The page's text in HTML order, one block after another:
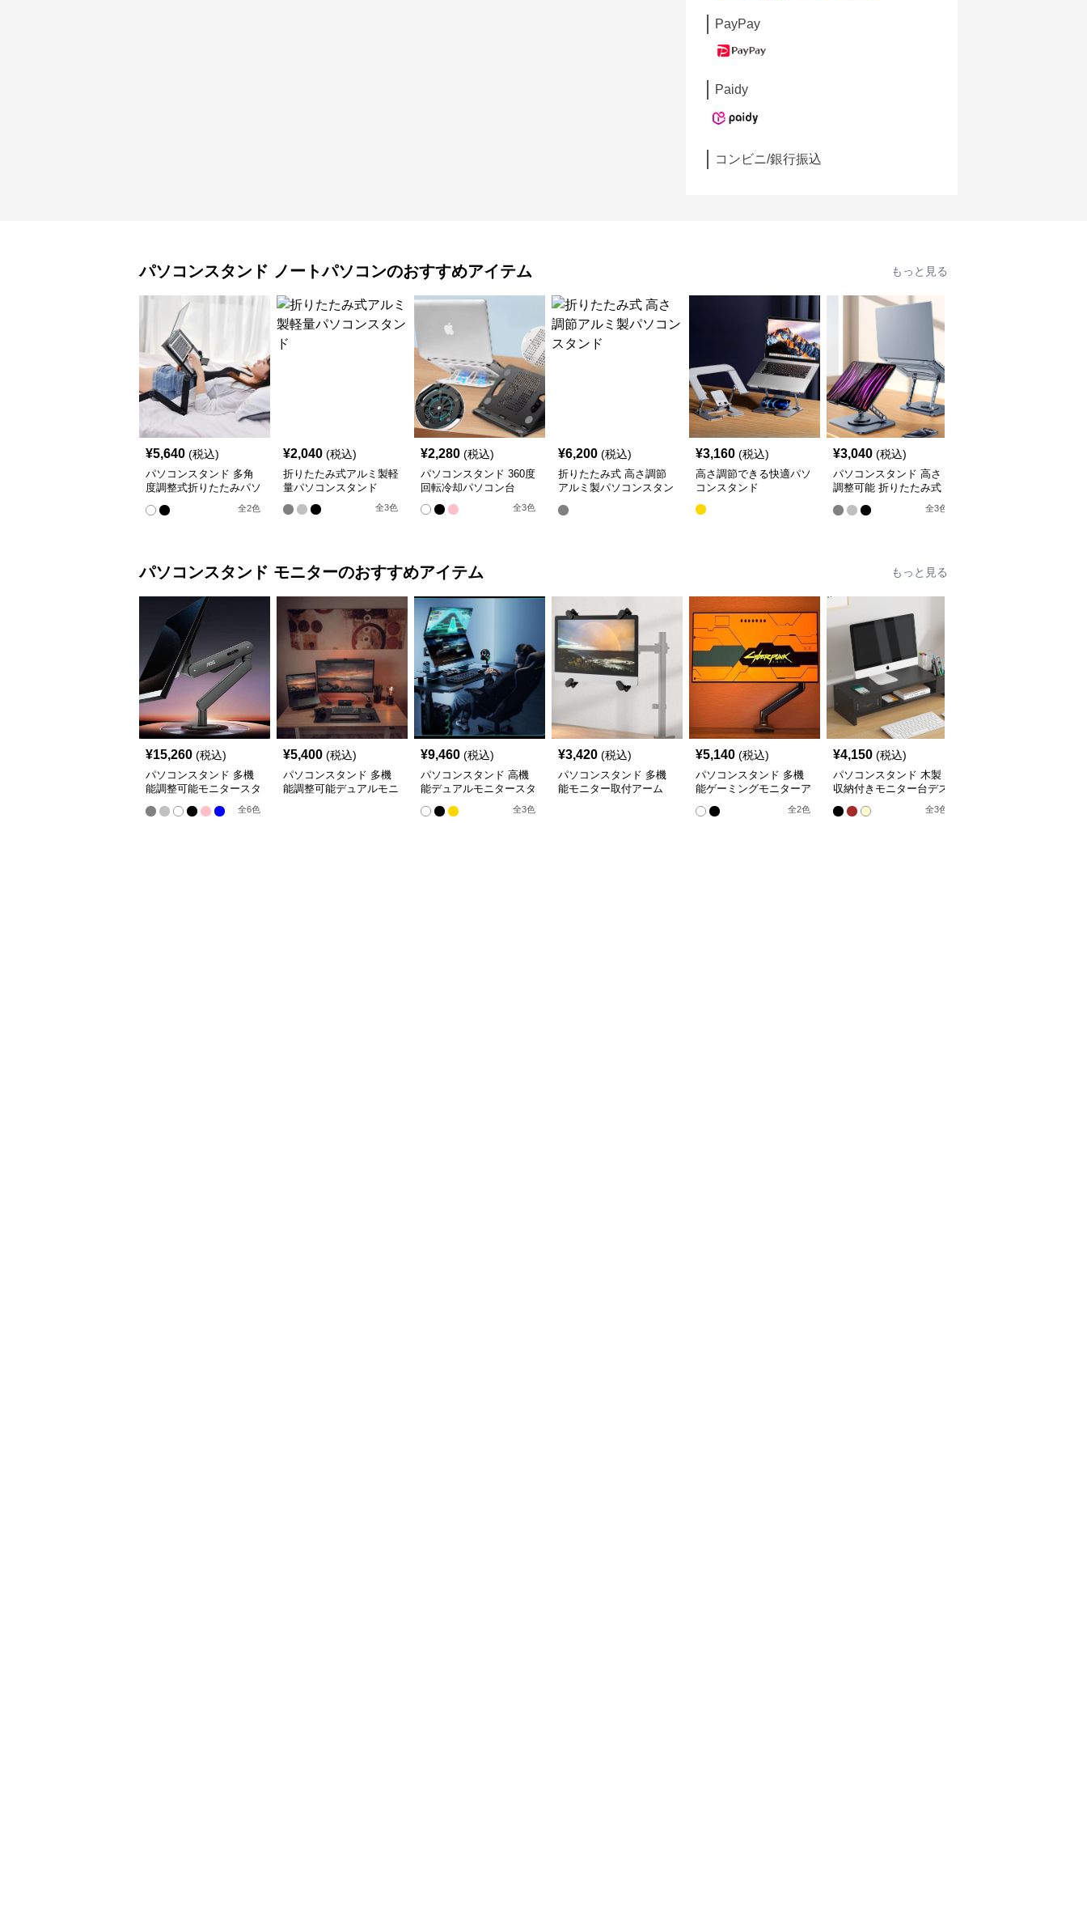
PayPay
Paidy
コンビニ/銀行振込
パソコンスタンド ノートパソコンのおすすめアイテム もっと見る
¥5,640 (税込)
パソコンスタンド 多角
度調整式折りたたみパソ
全2色
¥2,040 (税込)
折りたたみ式アルミ製軽
量パソコンスタンド
全3色
¥2,280 (税込)
パソコンスタンド 360度
回転冷却パソコン台
全3色
¥6,200 (税込)
折りたたみ式 高さ調節
アルミ製パソコンスタン
¥3,160 (税込)
高さ調節できる快適パソ
コンスタンド
¥3,040 (税込)
パソコンスタンド 高さ
調整可能 折りたたみ式
全3色
パソコンスタンド モニターのおすすめアイテム もっと見る
¥15,260 (税込)
パソコンスタンド 多機
能調整可能モニタースタ
全6色
¥5,400 (税込)
パソコンスタンド 多機
能調整可能デュアルモニ
¥9,460 (税込)
パソコンスタンド 高機
能デュアルモニタースタ
全3色
¥3,420 (税込)
パソコンスタンド 多機
能モニター取付アーム
¥5,140 (税込)
パソコンスタンド 多機
能ゲーミングモニターア
全2色
¥4,150 (税込)
パソコンスタンド 木製
収納付きモニター台デス
全3色